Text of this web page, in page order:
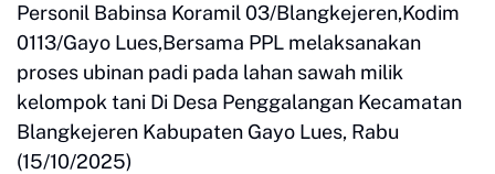
Personil Babinsa Koramil 03/Blangkejeren,Kodim
0113/Gayo Lues,Bersama PPL melaksanakan
proses ubinan padi pada lahan sawah milik
kelompok tani Di Desa Penggalangan Kecamatan
Blangkejeren Kabupaten Gayo Lues, Rabu
(15/10/2025)